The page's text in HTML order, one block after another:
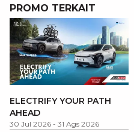
PROMO TERKAIT
ELECTRIFY YOUR PATH
AHEAD
30 Jul 2026 - 31 Ags 2026